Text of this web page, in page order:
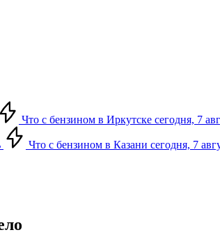
Что с бензином в Иркутске сегодня, 7
Что с бензином в Казани сегодня, 7